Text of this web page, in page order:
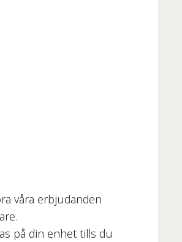
våra erbjudanden
på din enhet tills du